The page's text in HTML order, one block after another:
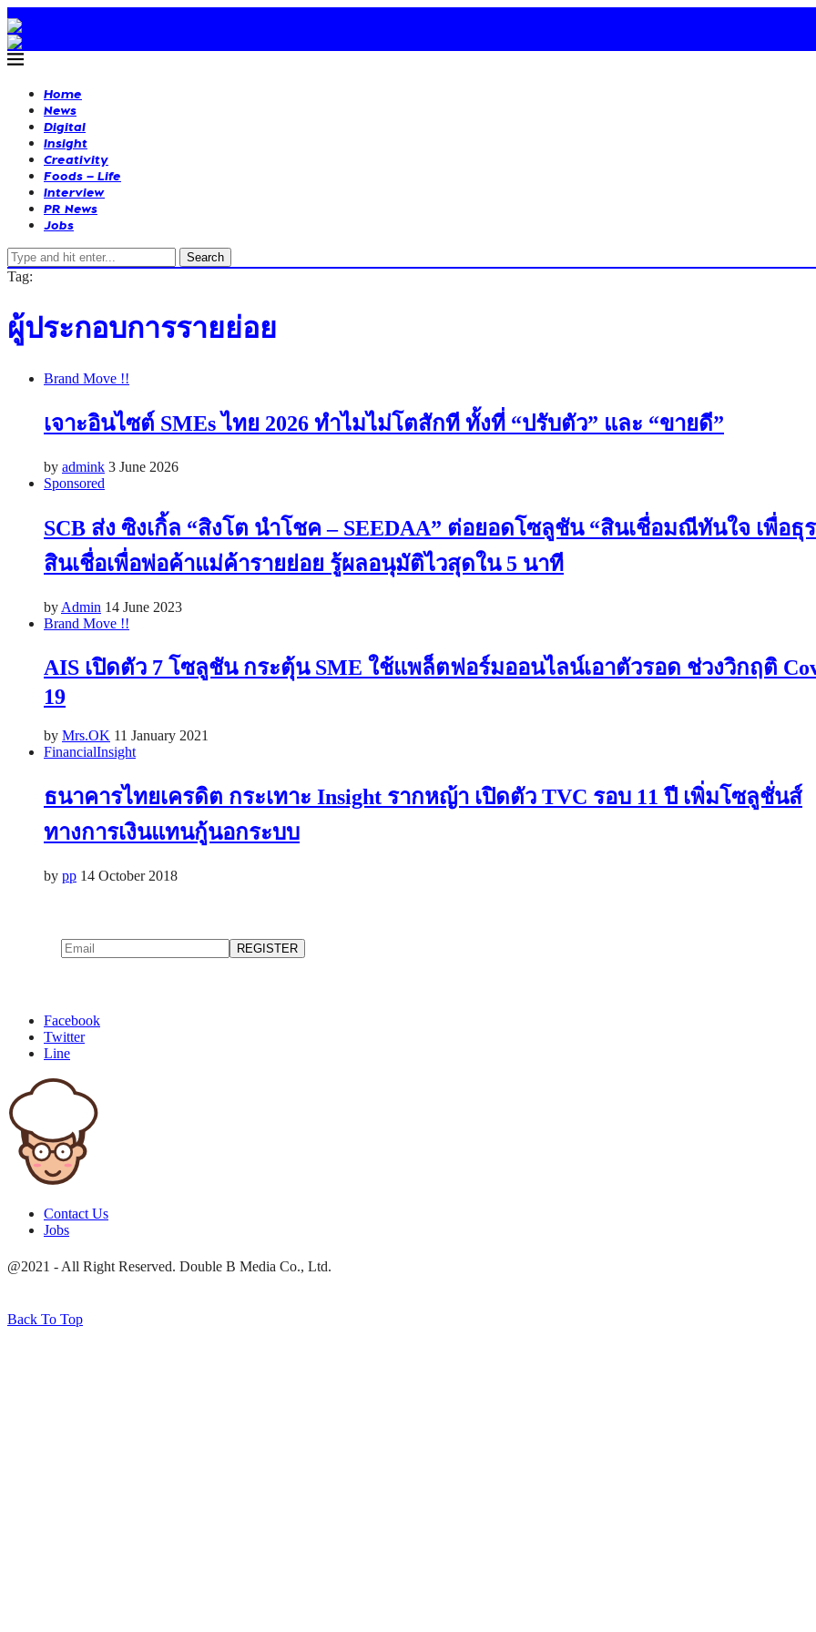
Home
News
Digital
Insight
Creativity
Foods – Life
Interview
PR News
Jobs
Search
Tag:
ผู้ประกอบการรายย่อย
Brand Move !!
เจาะอินไซต์ SMEs ไทย 2026 ทำไมไม่โตสักที ทั้งที่ “ปรับตัว” และ “ขายดี”
by admink 3 June 2026
Sponsored
SCB ส่ง ซิงเกิ้ล “สิงโต นำโชค – SEEDAA” ต่อยอดโซลูชัน “สินเชื่อมณีทันใจ เพื่อธุ
สินเชื่อเพื่อพ่อค้าแม่ค้ารายย่อย รู้ผลอนุมัติไวสุดใน 5 นาที
by Admin 14 June 2023
Brand Move !!
AIS เปิดตัว 7 โซลูชัน กระตุ้น SME ใช้แพล็ตฟอร์มออนไลน์เอาตัวรอด ช่วงวิกฤติ
19
by Mrs.OK 11 January 2021
FinancialInsight
ธนาคารไทยเครดิต กระเทาะ Insight รากหญ้า เปิดตัว TVC รอบ 11 ปี เพิ่มโซลูชั่นส์
ทางการเงินแทนกู้นอกระบบ
by pp 14 October 2018
Facebook
Twitter
Line
Contact Us
Jobs
@2021 - All Right Reserved. Double B Media Co., Ltd.
Back To Top